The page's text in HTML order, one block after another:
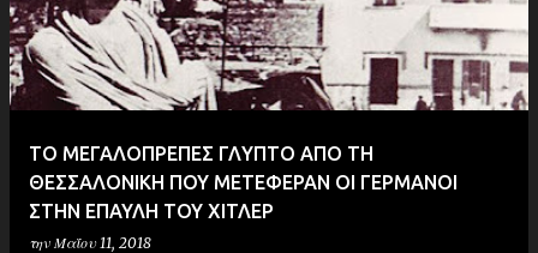
ΤΟ ΜΕΓΑΛΟΠΡΕΠΕΣ ΓΛΥΠΤΟ ΑΠΟ ΤΗ
ΘΕΣΣΑΛΟΝΙΚΗ ΠΟΥ ΜΕΤΕΦΕΡΑΝ ΟΙ ΓΕΡΜΑΝΟΙ
ΣΤΗΝ ΕΠΑΥΛΗ ΤΟΥ ΧΙΤΛΕΡ
την Μαΐου 11, 2018